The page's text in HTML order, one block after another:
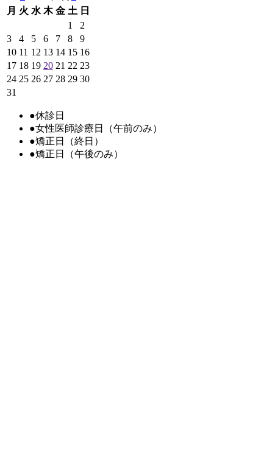
月 火 水 木 金 土 日
1
2
3
4 5 6 7 8
9
10 11 12 13 14 15 16
17 18 19 20 21 22 23
24 25 26 27 28 29 30
31
●休診日
●女性医師診療日（午前のみ）
●矯正日（終日）
●矯正日（午後のみ）